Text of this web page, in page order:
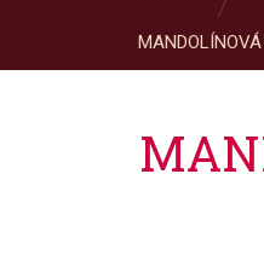
MANDOLÍNOVÁ